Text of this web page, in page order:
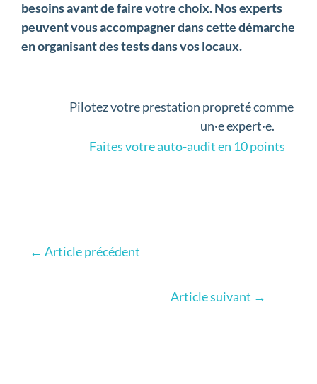
besoins avant de faire votre choix. Nos experts
peuvent vous accompagner dans cette démarche
en organisant des tests dans vos locaux.
Pilotez votre prestation propreté comme
un·e expert·e.
Faites votre auto-audit en 10 points
← Article précédent
Article suivant →